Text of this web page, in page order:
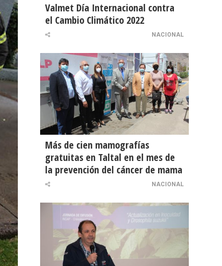
Valmet Día Internacional contra
el Cambio Climático 2022
NACIONAL
Más de cien mamografías
gratuitas en Taltal en el mes de
la prevención del cáncer de mama
NACIONAL